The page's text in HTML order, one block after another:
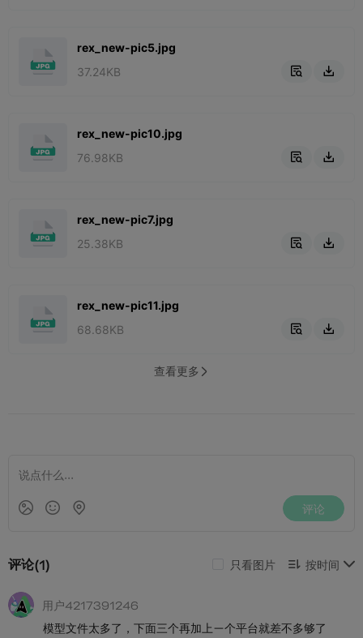
rex_new-pic5.jpg
37.24KB
 
rex_new-pic10.jpg
76.98KB
 
rex_new-pic7.jpg
25.38KB
 
rex_new-pic11.jpg
68.68KB
 
查看更多 